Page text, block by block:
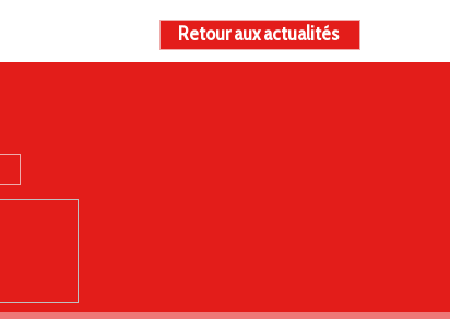
Retour aux actualités